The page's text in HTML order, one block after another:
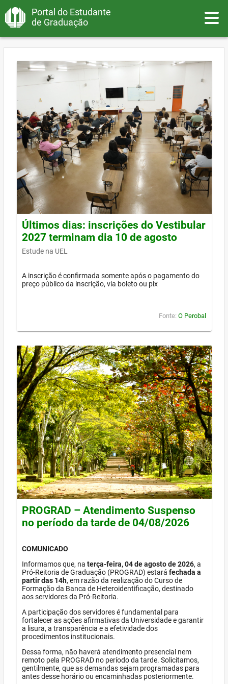
Portal do Estudante
de Graduação
Últimos dias: inscrições do Vestibular
2027 terminam dia 10 de agosto
Estude na UEL
A inscrição é confirmada somente após o pagamento do
preço público da inscrição, via boleto ou pix
Fonte: O Perobal
PROGRAD – Atendimento Suspenso
no período da tarde de 04/08/2026
COMUNICADO
Informamos que, na terça-feira, 04 de agosto de 2026, a
Pró-Reitoria de Graduação (PROGRAD) estará fechada a
partir das 14h, em razão da realização do Curso de
Formação da Banca de Heteroidentificação, destinado
aos servidores da Pró-Reitoria.
A participação dos servidores é fundamental para
fortalecer as ações afirmativas da Universidade e garantir
a lisura, a transparência e a efetividade dos
procedimentos institucionais.
Dessa forma, não haverá atendimento presencial nem
remoto pela PROGRAD no período da tarde. Solicitamos,
gentilmente, que as demandas sejam programadas para
antes desse horário ou encaminhadas posteriormente.